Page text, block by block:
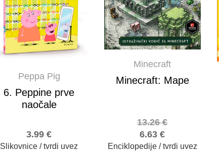
Peppa Pig
6. Peppine prve
naočale
3.99€
Slikovnice / tvrdi uvez
Minecraft
Minecraft: Mape
6.63€
13.26€
Enciklopedije / tvrdi uvez